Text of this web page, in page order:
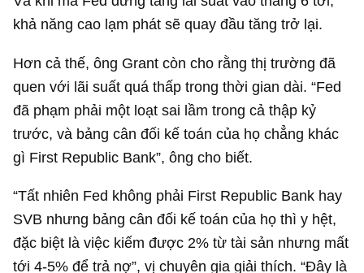
khả năng cao lạm phát sẽ quay đầu tăng trở lại.
Hơn cả thế, ông Grant còn cho rằng thị trường đã
quen với lãi suất quá thấp trong thời gian dài. “Fed
đã phạm phải một loạt sai lầm trong cả thập kỷ
trước, và bảng cân đối kế toán của họ chẳng khác
gì First Republic Bank”, ông cho biết.
“Tất nhiên Fed không phải First Republic Bank hay
SVB nhưng bảng cân đối kế toán của họ thì y hệt,
đặc biệt là việc kiếm được 2% từ tài sản nhưng mất
tới 4-5% để trả nợ”, vị chuyên gia giải thích. “Đây là